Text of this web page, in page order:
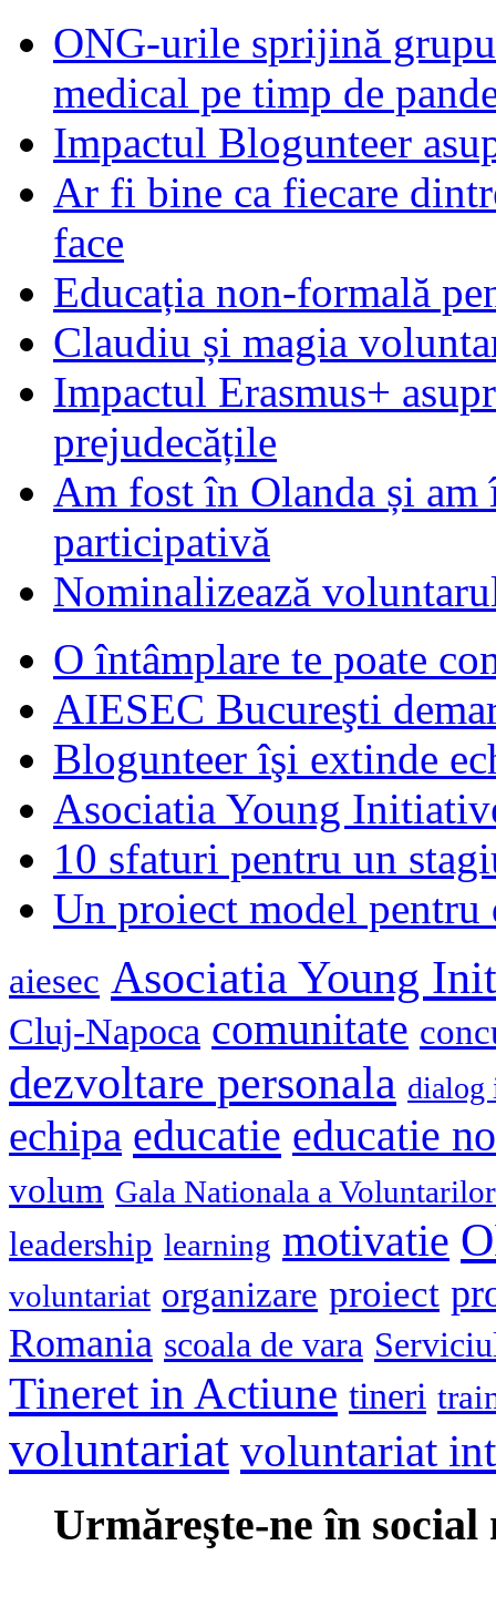
ONG-urile sprijină
medical pe timp de
Impactul Blogunteer
Ar fi bine ca fiecare
face
Educația non-formală
Claudiu și magia
Impactul Erasmus+
prejudecățile
Am fost în Olanda și am
participativă
Nominalizează
O întâmplare te poate
AIESEC Bucureşti
Blogunteer îşi extinde
Asociatia Young
10 sfaturi pentru un
Un proiect model
aiesec Asociatia Young
Cluj-Napoca comunitate
dezvoltare personala dialog
echipa educatie educatie
volum Gala Nationala a Voluntarilor
leadership learning motivatie
voluntariat organizare proiect
Romania scoala de vara
Tineret in Actiune tineri
voluntariat voluntariat
Urmăreşte-ne în social